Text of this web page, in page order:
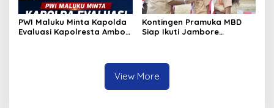
PWI Maluku Minta Kapolda
Evaluasi Kapolresta Ambon
Perlu Copot Kasatreskrim
Kontingen Pramuka MBD
Siap Ikuti Jambore
Kecamatan
View More